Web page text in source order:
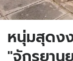
หนุ่มสุดงง
"จักรยาน